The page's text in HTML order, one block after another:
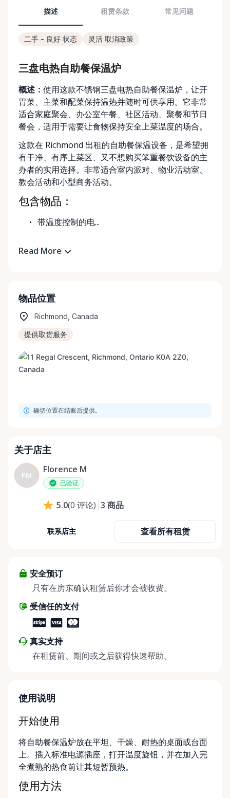
描述 租赁条款 常见问题
二手 - 良好 状态 灵活 取消政策
三盘电热自助餐保温炉
概述： 使用这款不锈钢三盘电热自助餐保温炉，让开
胃菜、主菜和配菜保持温热并随时可供享用。它非常
适合家庭聚会、办公室午餐、社区活动、聚餐和节日
餐会，适用于需要让食物保持安全上菜温度的场合。
这款在 Richmond 出租的自助餐保温设备，是希望拥
有干净、有序上菜区、又不想购买笨重餐饮设备的主
办者的实用选择。非常适合室内派对、物业活动室、
教会活动和小型商务活动。
包含物品：
带温度控制的电...
Read More
物品位置
Richmond, Canada
提供取货服务
确切位置在结账后提供。
关于店主
FM
Florence M
已验证
5.0(0 评论) 3 商品
联系店主 查看所有租赁
安全预订
只有在房东确认租赁后你才会被收费。
受信任的支付
真实支持
在租赁前、期间或之后获得快速帮助。
使用说明
开始使用
将自助餐保温炉放在平坦、干燥、耐热的桌面或台面
上。插入标准电源插座，打开温度旋钮，并在加入完
全煮熟的热食前让其短暂预热。
使用方法